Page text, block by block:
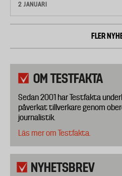
2 JANUARI
FLER
OM TESTFAKTA
Sedan 2001 har Testfakta
påverkat tillverkare genom
journalistik.
Läs mer om Testfakta.
NYHETSBREV